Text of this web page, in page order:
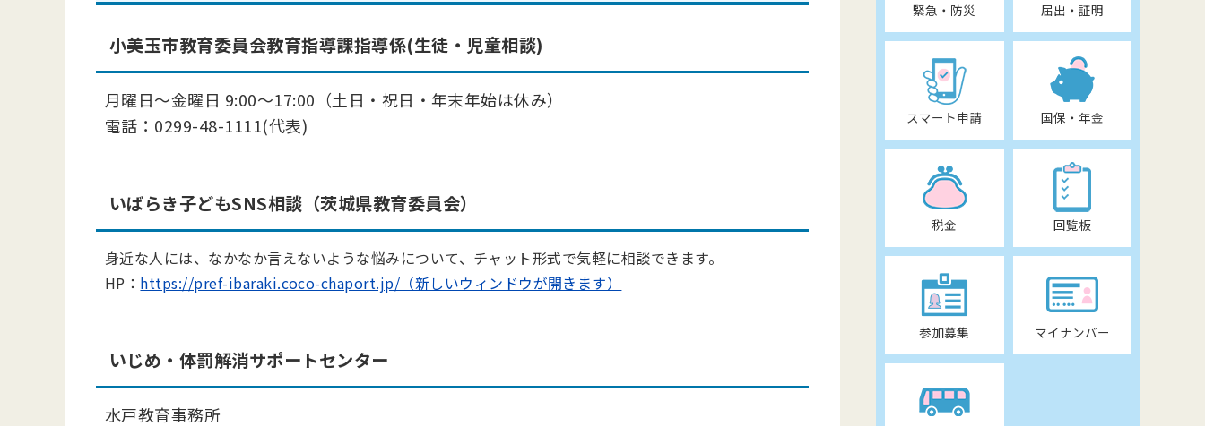
小美玉市教育委員会教育指導課指導係(生徒・児童相談)
月曜日～金曜日 9:00～17:00（土日・祝日・年末年始は休み）
電話：0299-48-1111(代表)
いばらき子どもSNS相談（茨城県教育委員会）
身近な人には、なかなか言えないような悩みについて、チャット形式で気軽に相談できます。
HP： https://pref-ibaraki.coco-chaport.jp/（新しいウィンドウが開きます）
いじめ・体罰解消サポートセンター
水戸教育事務所
緊急・防災 届出・証明
スマート申請 国保・年金
税金 回覧板
参加募集 マイナンバー